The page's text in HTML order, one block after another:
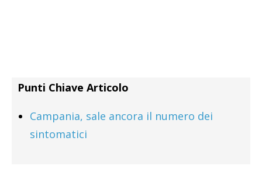
Punti Chiave Articolo
Campania, sale ancora il numero dei
sintomatici